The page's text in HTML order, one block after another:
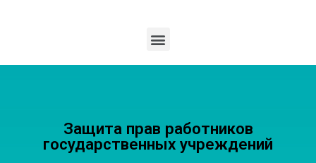
Защита прав работников
государственных учреждений